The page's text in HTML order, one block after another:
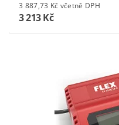
3 887,73 Kč včetně DPH
3 213 Kč